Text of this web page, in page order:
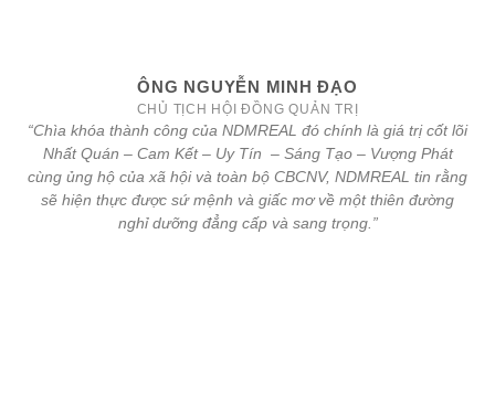
ÔNG NGUYỄN MINH ĐẠO
CHỦ TỊCH HỘI ĐỒNG QUẢN TRỊ
“Chìa khóa thành công của NDMREAL đó chính là giá trị cốt lõi
Nhất Quán – Cam Kết – Uy Tín – Sáng Tạo – Vượng Phát
cùng ủng hộ của xã hội và toàn bộ CBCNV, NDMREAL tin rằng
sẽ hiện thực được sứ mệnh và giấc mơ về một thiên đường
nghỉ dưỡng đẳng cấp và sang trọng.”